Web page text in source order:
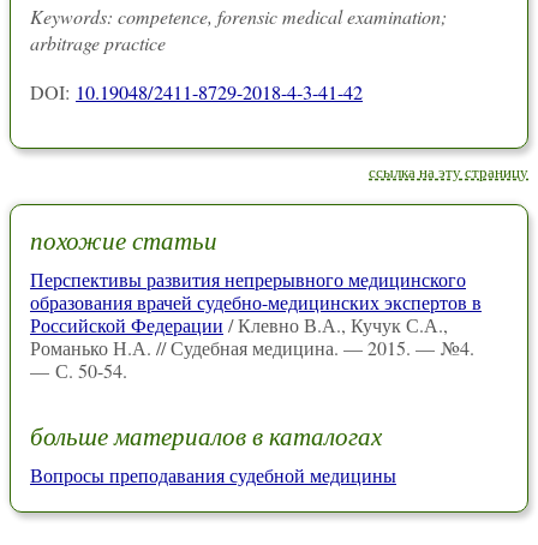
Keywords: competence, forensic medical examination;
arbitrage practice
DOI: 10.19048/2411-8729-2018-4-3-41-42
ссылка на эту страницу
похожие статьи
Перспективы развития непрерывного медицинского
образования врачей судебно-медицинских экспертов в
Российской Федерации / Клевно В.А., Кучук С.А.,
Романько Н.А. // Судебная медицина. — 2015. — №4.
— С. 50-54.
больше материалов в каталогах
Вопросы преподавания судебной медицины